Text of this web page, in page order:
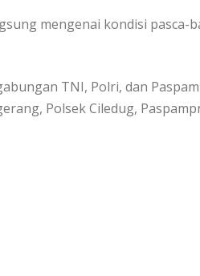
mengenai kondisi pasca-
TNI, Polri, dan
Polsek Ciledug,